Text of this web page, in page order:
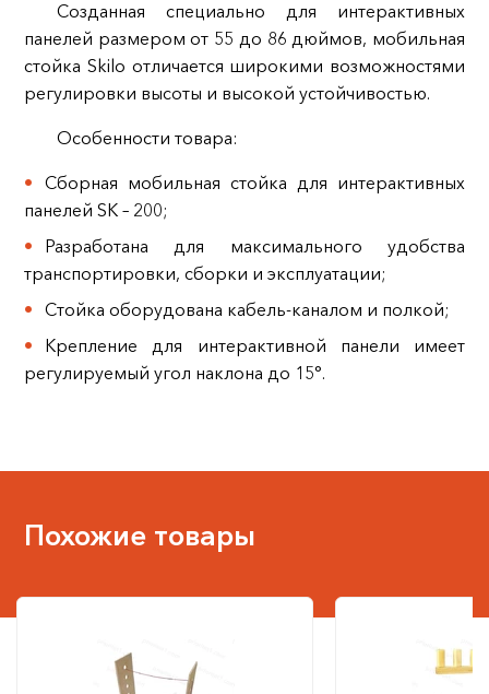
Созданная специально для интерактивных
панелей размером от 55 до 86 дюймов, мобильная
стойка Skilo отличается широкими возможностями
регулировки высоты и высокой устойчивостью.
Особенности товара:
Сборная мобильная стойка для интерактивных
панелей SK – 200;
Разработана для максимального удобства
транспортировки, сборки и эксплуатации;
Стойка оборудована кабель-каналом и полкой;
Крепление для интерактивной панели имеет
регулируемый угол наклона до 15°.
Похожие товары